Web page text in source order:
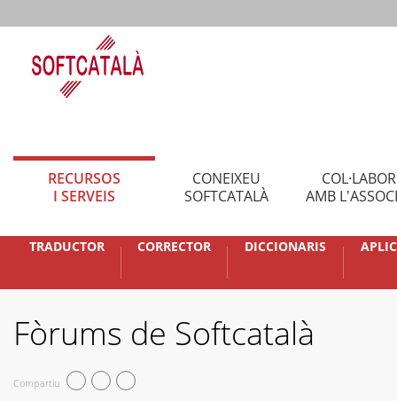
RECURSOS
I SERVEIS
CONEIXEU
SOFTCATALÀ
AMB
TRADUCTOR CORRECTOR DICCIONARIS
Fòrums de Softcatalà
Compartiu